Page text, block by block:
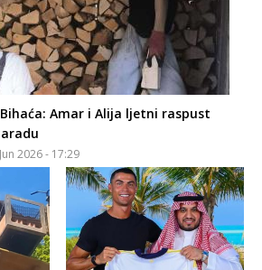
Amar i Alija ljetni raspust
2026 - 17:29